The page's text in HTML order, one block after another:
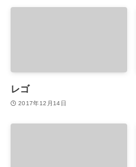
レゴ
2017年12月14日